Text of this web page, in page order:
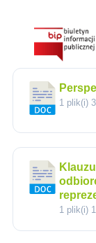
1 plik(i)
1 plik(i)